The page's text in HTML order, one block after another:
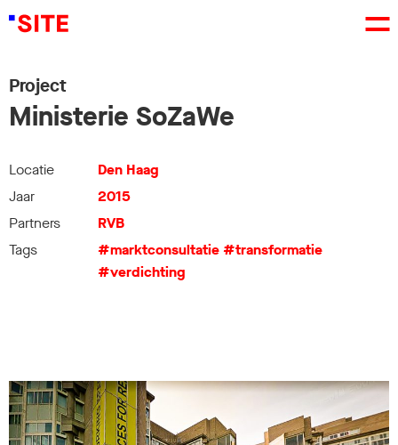
Project
Ministerie SoZaWe
Locatie
Den Haag
Jaar
2015
Partners
RVB
Tags
#marktconsultatie#transformatie
#verdichting